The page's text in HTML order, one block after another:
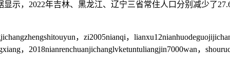
年吉林、黑龙江、辽宁三省常住人口分别减少了
，zi2005nianqi，
，2018nianrenchuanjichanglvketuntuliangjin7000wan，